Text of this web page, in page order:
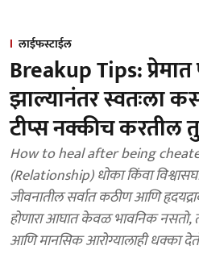
लाईफस्टाईल
Breakup Tips:
झाल्यानंतर स्वतःला
टीप्स नक्कीच करतील
How to heal after being
(Relationship) धोका किंवा
जीवनातील सर्वात कठीण आणि
होणारा आघात केवळ भावनिक नसतो,
आणि मानसिक आरोग्यालाही धक्का